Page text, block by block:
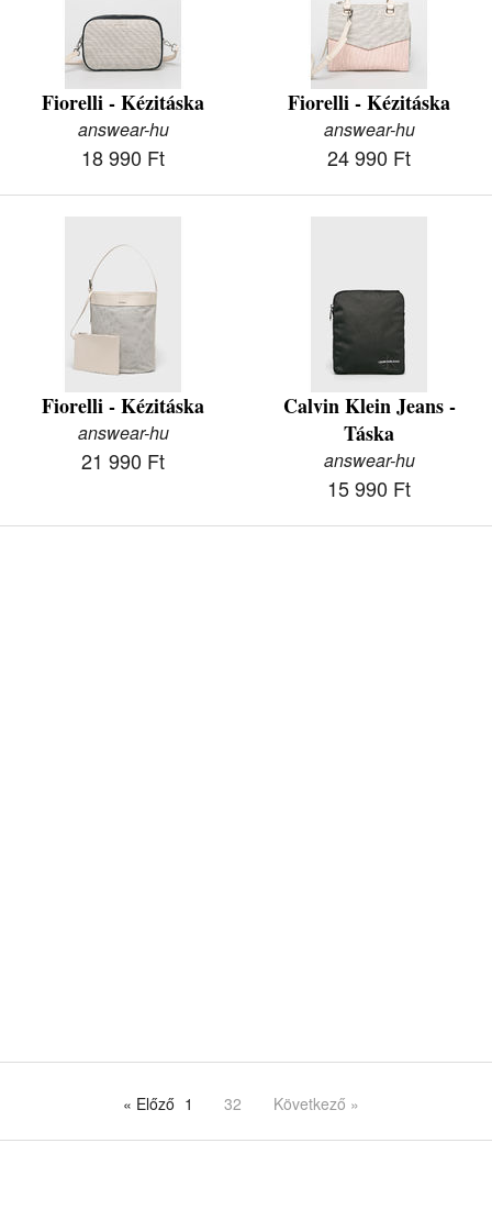
Fiorelli - Kézitáska
answear-hu
18 990 Ft
Fiorelli - Kézitáska
answear-hu
24 990 Ft
Fiorelli - Kézitáska
answear-hu
21 990 Ft
Calvin Klein Jeans -
Táska
answear-hu
15 990 Ft
« Előző 1 32 Következő »